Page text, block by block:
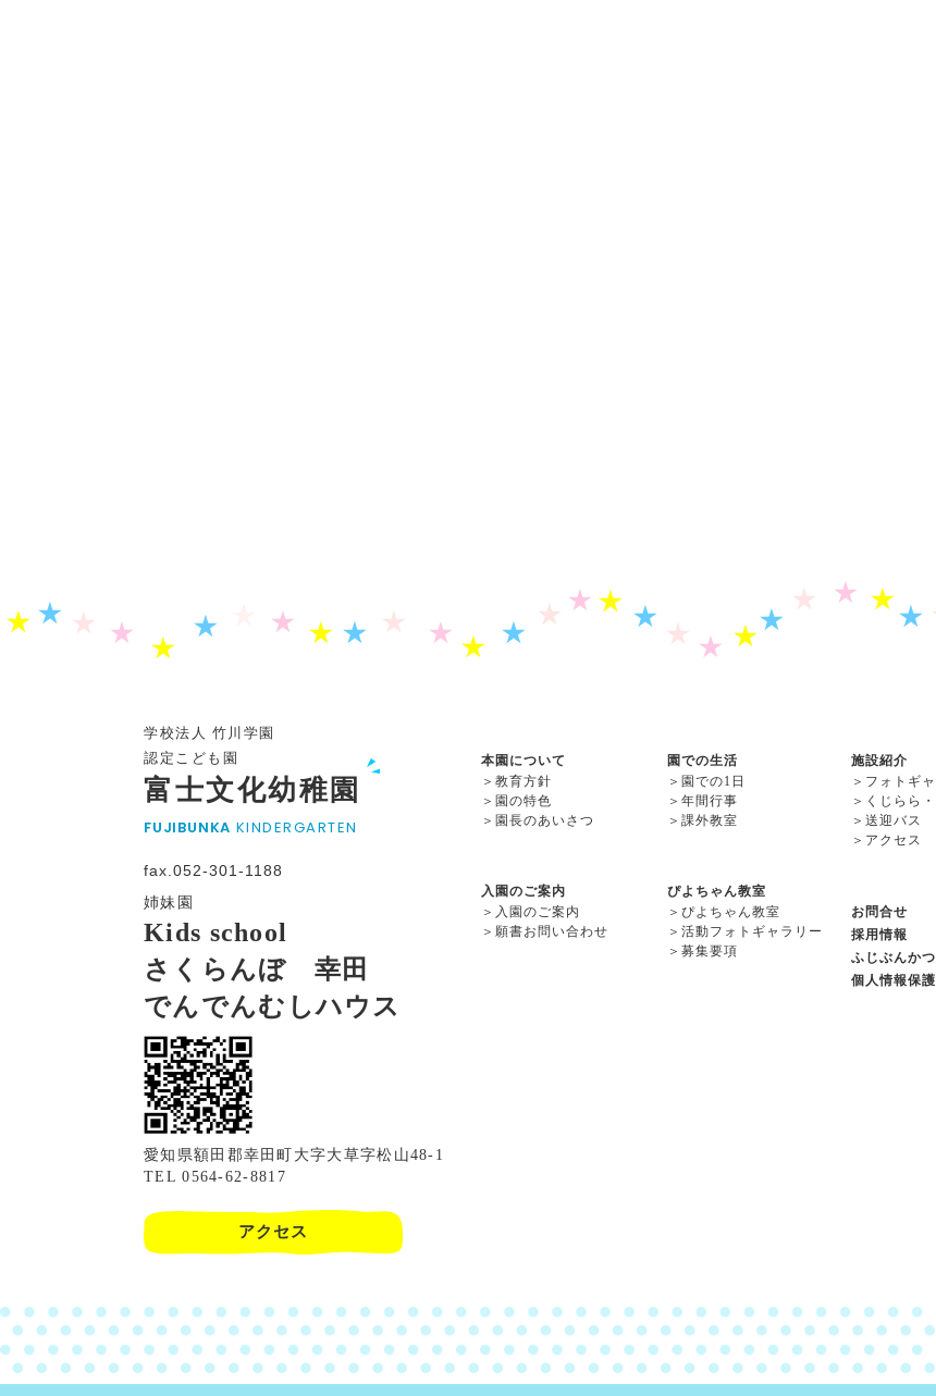
学校法人 竹川学園
認定こども園
富士文化幼稚園
FUJIBUNKA KINDERGARTEN
fax.052-301-1188
姉妹園
Kids school
さくらんぼ 幸田
でんでんむしハウス
愛知県額田郡幸田町大字大草字松山48-1
TEL 0564-62-8817
アクセス
本園について
＞ 教育方針
＞ 園の特色
＞ 園長のあいさつ
入園のご案内
＞ 入園のご案内
＞ 願書お問い合わせ
園での生活
＞ 園での1日
＞ 年間行事
＞ 課外教室
ぴよちゃん教室
＞ ぴよちゃん教室
＞ 活動フォトギャラリー
＞ 募集要項
施設紹介
＞ フォトギ
＞ くじらら
＞ 送迎バス
＞ アクセス
お問合せ
採用情報
ふじぶんか
個人情報保